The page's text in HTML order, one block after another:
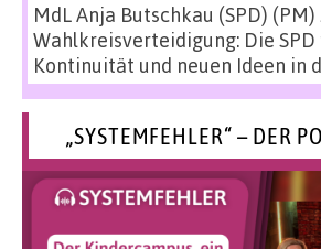
MdL Anja Butschkau (SPD) (PM)
Wahlkreisverteidigung: Die
Kontinuität und neuen Ideen in
„SYSTEMFEHLER“ – DER